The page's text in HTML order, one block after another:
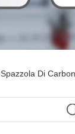
Spazzola Di